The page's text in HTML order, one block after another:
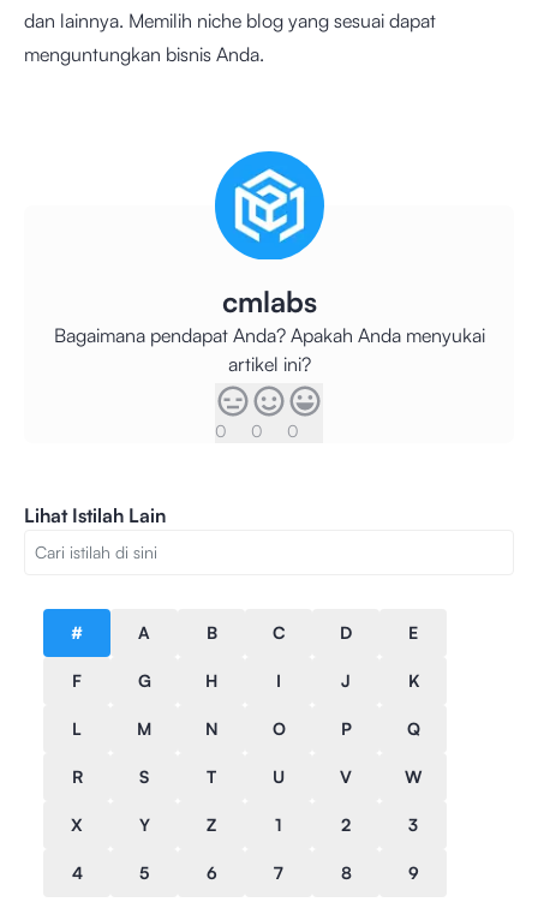
dan lainnya. Memilih niche blog yang sesuai dapat
menguntungkan bisnis Anda.
cmlabs
Bagaimana pendapat Anda? Apakah Anda menyukai
artikel ini?
0 0 0
Lihat Istilah Lain
# A B C D E
F G H I J K
L M N O P Q
R S T U V W
X Y Z 1 2 3
4 5 6 7 8 9